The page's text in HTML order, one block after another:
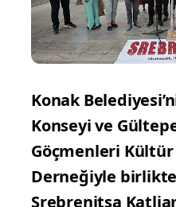
Konak
Konseyi ve
Göçmenleri Kültür
Derneğiyle
Srebrenitsa